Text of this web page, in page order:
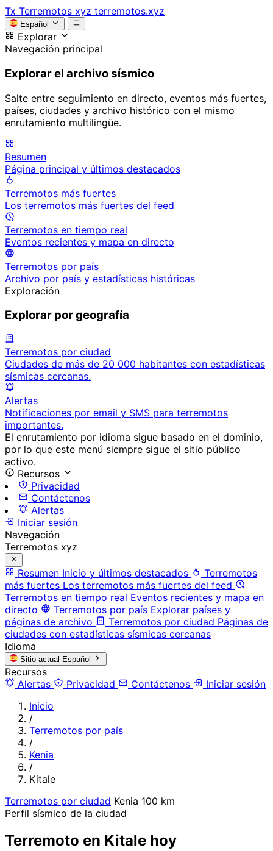
Tx Terremotos xyz terremotos.xyz
Español
Explorar
Navegación principal
Explorar el archivo sísmico
Salte entre seguimiento en directo, eventos más fuertes,
países, ciudades y archivo histórico con el mismo
enrutamiento multilingüe.
Resumen
Página principal y últimos destacados
Terremotos más fuertes
Los terremotos más fuertes del feed
Terremotos en tiempo real
Eventos recientes y mapa en directo
Terremotos por país
Archivo por país y estadísticas históricas
Exploración
Explorar por geografía
Terremotos por ciudad
Ciudades de más de 20 000 habitantes con estadísticas
sísmicas cercanas.
Alertas
Notificaciones por email y SMS para terremotos
importantes.
El enrutamiento por idioma sigue basado en el dominio,
por lo que este menú siempre sigue el sitio público
activo.
Recursos
Privacidad
Contáctenos
Alertas
Iniciar sesión
Navegación
Terremotos xyz
Resumen Inicio y últimos destacados
Terremotos
más fuertes Los terremotos más fuertes del feed
Terremotos en tiempo real Eventos recientes y mapa en
directo
Terremotos por país Explorar países y
páginas de archivo
Terremotos por ciudad Páginas de
ciudades con estadísticas sísmicas cercanas
Idioma
Sitio actual Español
Recursos
Alertas
Privacidad Contáctenos
Iniciar sesión
Inicio
/
Terremotos por país
/
Kenia
/
Kitale
Terremotos por ciudad Kenia 100 km
Perfil sísmico de la ciudad
Terremoto en Kitale hoy